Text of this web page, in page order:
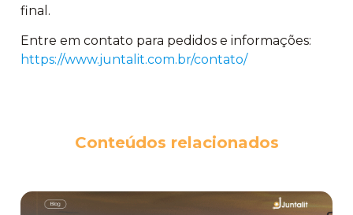
final.
Entre em contato para pedidos e informações:
https://www.juntalit.com.br/contato/
Conteúdos relacionados